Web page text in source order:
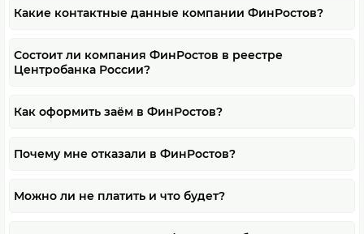
Какие контактные данные компании ФинРостов?
Состоит ли компания ФинРостов в реестре
Центробанка России?
Как оформить заём в ФинРостов?
Почему мне отказали в ФинРостов?
Можно ли не платить и что будет?